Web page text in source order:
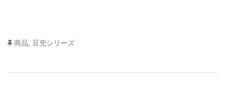
商品, 豆兜シリーズ